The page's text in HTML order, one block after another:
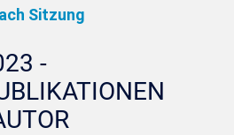
Sitzung
-